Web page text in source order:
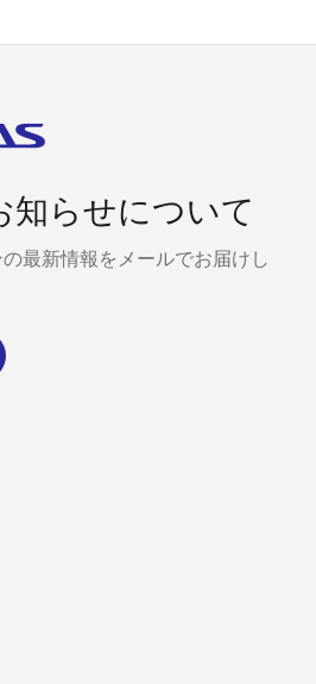
知らせについて
最新情報をメールでお届けし